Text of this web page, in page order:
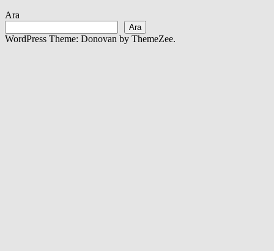
Ara
Ara
WordPress Theme: Donovan by ThemeZee.